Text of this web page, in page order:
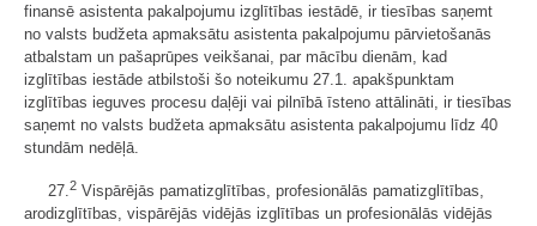
finansē asistenta pakalpojumu izglītības iestādē, ir tiesības saņemt
no valsts budžeta apmaksātu asistenta pakalpojumu pārvietošanās
atbalstam un pašaprūpes veikšanai, par mācību dienām, kad
izglītības iestāde atbilstoši šo noteikumu 27.1. apakšpunktam
izglītības ieguves procesu daļēji vai pilnībā īsteno attālināti, ir tiesības
saņemt no valsts budžeta apmaksātu asistenta pakalpojumu līdz 40
stundām nedēļā.
27.2 Vispārējās pamatizglītības, profesionālās pamatizglītības,
arodizglītības, vispārējās vidējās izglītības un profesionālās vidējās